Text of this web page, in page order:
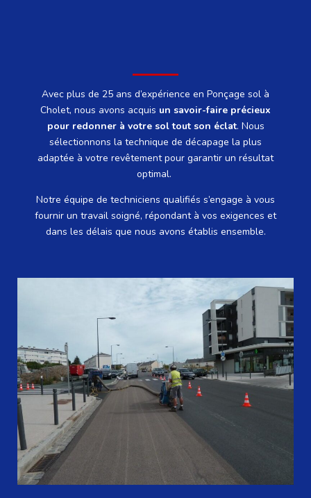
Avec plus de 25 ans d’expérience en Ponçage sol à
Cholet, nous avons acquis un savoir-faire précieux
pour redonner à votre sol tout son éclat. Nous
sélectionnons la technique de décapage la plus
adaptée à votre revêtement pour garantir un résultat
optimal.
Notre équipe de techniciens qualifiés s’engage à vous
fournir un travail soigné, répondant à vos exigences et
dans les délais que nous avons établis ensemble.